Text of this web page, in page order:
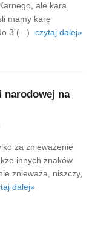
ale kara
mamy karę
3 (...)
czytaj dalej»
narodowej na
za znieważenie
innych znaków
znieważa, niszczy,
dalej»